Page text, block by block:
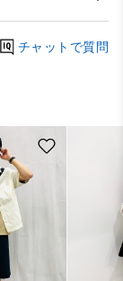
チャットで質問